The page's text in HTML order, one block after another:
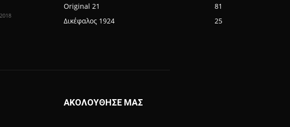
Original 21
81
Δικέφαλος 1924
25
ΑΚΟΛΟΥΘΗΣΕ ΜΑΣ